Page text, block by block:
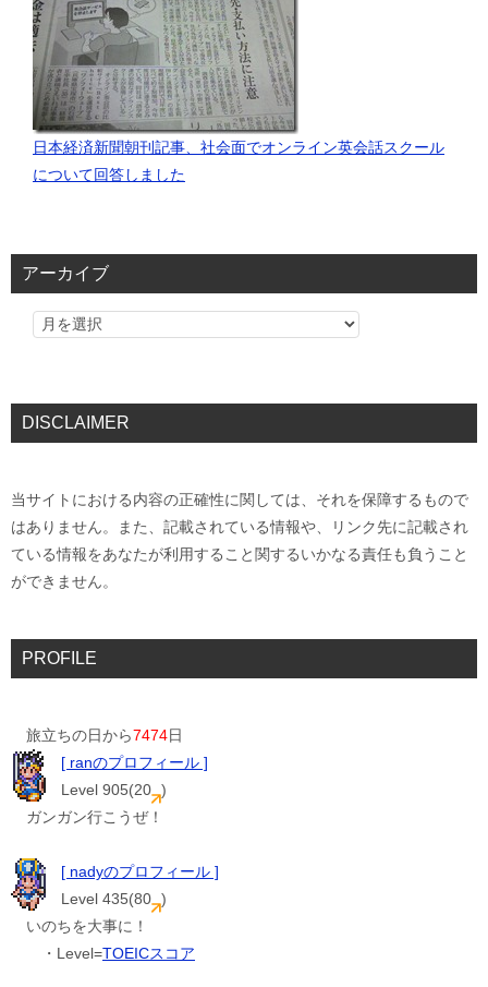
日本経済新聞朝刊記事、社会面でオンライン英会話スクール
について回答しました
アーカイブ
DISCLAIMER
当サイトにおける内容の正確性に関しては、それを保障するもので
はありません。また、記載されている情報や、リンク先に記載され
ている情報をあなたが利用すること関するいかなる責任も負うこと
ができません。
PROFILE
旅立ちの日から7474日
[ ranのプロフィール ]
Level 905(20 )
ガンガン行こうぜ！
[ nadyのプロフィール ]
Level 435(80 )
いのちを大事に！
・Level=TOEICスコア